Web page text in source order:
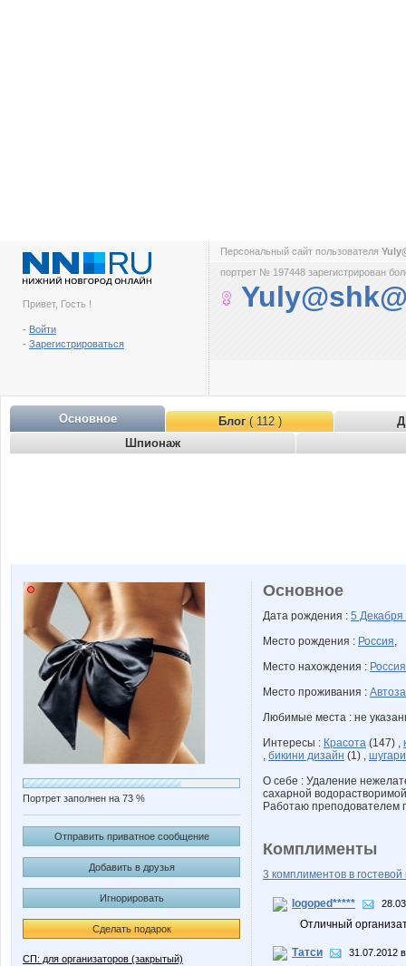
Привет, Гость !
- Войти
- Зарегистрироваться
Персональный сайт пользователя
портрет № 197448 зарегистрирован
Основное Блог( 112 )
Шпионаж
Портрет заполнен на 73 %
Отправить приватное сообщение
Добавить в друзья
Игнорировать
Сделать подарок
СП: для организаторов (закрытый)
Основное
Дата рождения : 5 Декабря
Место рождения : Россия,
Место нахождения : Россия
Место проживания :
Любимые места : не
Интересы : Красота (147) ,
, бикини дизайн (1) ,
О себе : Удаление
сахарной
Работаю преподователем
Комплименты
3 комплиментов в гостевой
logoped*****
Отличный
Татси 31.07.2012